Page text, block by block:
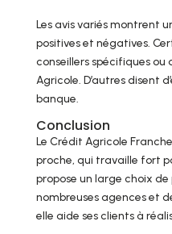
Les avis variés montrent
positives et négatives.
conseillers spécifiques ou
Agricole. D’autres disent
banque.
Conclusion
Le Crédit Agricole
proche, qui travaille fort
propose un large choix
nombreuses agences et
elle aide ses clients à